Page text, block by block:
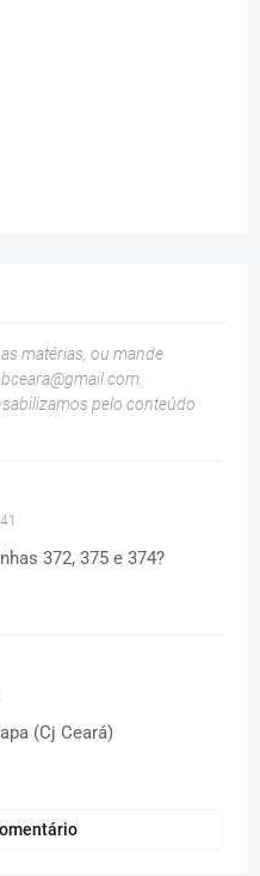
matérias, ou mande
pelo conteúdo
372, 375 e 374?
(Cj Ceará)